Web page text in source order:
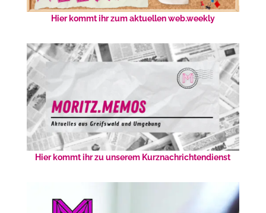
Hier kommt ihr zum aktuellen web.weekly
Hier kommt ihr zu unserem Kurznachrichtendienst